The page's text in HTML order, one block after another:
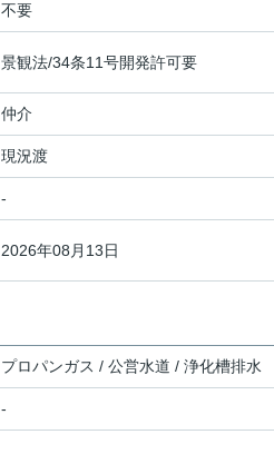
不要
景観法/34条11号開発許可要
仲介
現況渡
-
2026年08月13日
プロパンガス / 公営水道 / 浄化槽排水
-